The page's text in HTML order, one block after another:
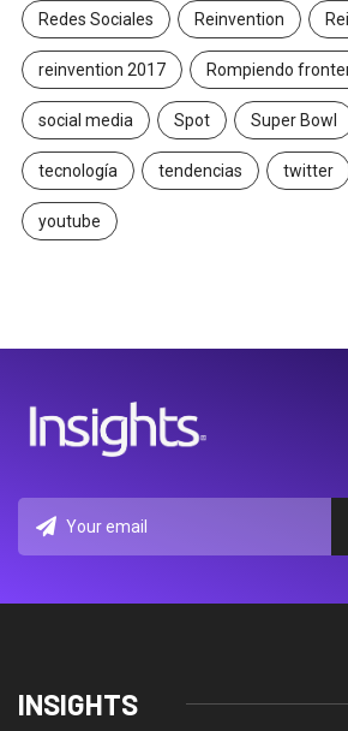
Redes Sociales Reinvention
reinvention 2017 Rompiendo
social media Spot Super Bowl
tecnología tendencias twitter
youtube
INSIGHTS